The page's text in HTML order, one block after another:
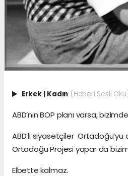
Erkek | Kadın (Haberi Sesli
ABD’nin BOP planı varsa,
ABD’li siyasetçiler
Ortadoğu Projesi yapar da bizim
Elbette kalmaz.